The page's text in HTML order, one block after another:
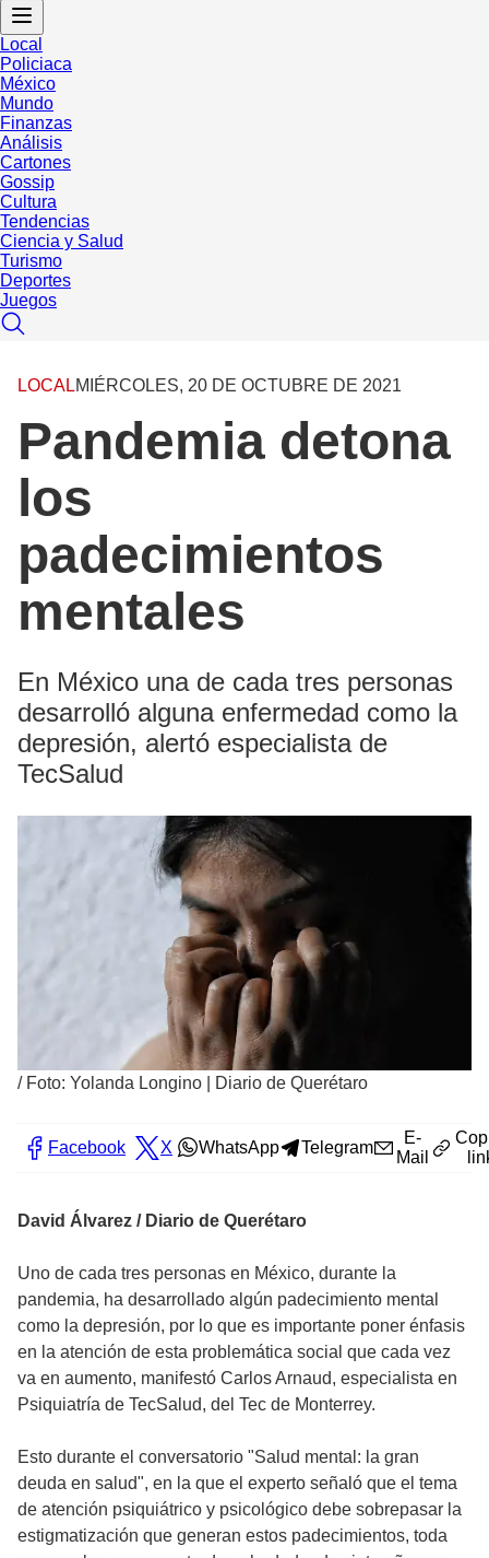
Local
Policiaca
México
Mundo
Finanzas
Análisis
Cartones
Gossip
Cultura
Tendencias
Ciencia y Salud
Turismo
Deportes
Juegos
LOCALMIÉRCOLES, 20 DE OCTUBRE DE 2021
Pandemia detona
los
padecimientos
mentales
En México una de cada tres personas
desarrolló alguna enfermedad como la
depresión, alertó especialista de
TecSalud
/ Foto: Yolanda Longino | Diario de Querétaro
Facebook X WhatsApp Telegram
E-
Mail
David Álvarez / Diario de Querétaro
Uno de cada tres personas en México, durante la
pandemia, ha desarrollado algún padecimiento mental
como la depresión, por lo que es importante poner énfasis
en la atención de esta problemática social que cada vez
va en aumento, manifestó Carlos Arnaud, especialista en
Psiquiatría de TecSalud, del Tec de Monterrey.
Esto durante el conversatorio "Salud mental: la gran
deuda en salud", en la que el experto señaló que el tema
de atención psiquiátrico y psicológico debe sobrepasar la
estigmatización que generan estos padecimientos, toda